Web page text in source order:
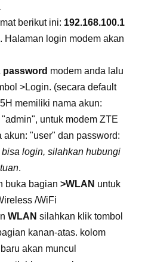
berikut ini: 192.168.100.1
. Halaman login modem akan
password modem anda lalu
>Login. (secara default
memiliki nama akun:
untuk modem ZTE
"user" dan password:
login, silahkan hubungi
.
buka bagian >WLAN untuk
/WiFi
WLAN silahkan klik tombol
kanan-atas. kolom
akan muncul